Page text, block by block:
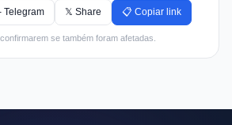
Telegram 𝕏 Share 📋 Copiar link
se também foram afetadas.